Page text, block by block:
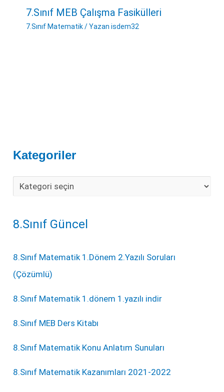
7.Sınıf MEB Çalışma Fasikülleri
7.Sınıf Matematik/ Yazan isdem32
Kategoriler
8.Sınıf Güncel
8.Sınıf Matematik 1.Dönem 2.Yazılı Soruları
(Çözümlü)
8.Sınıf Matematik 1.dönem 1.yazılı indir
8.Sınıf MEB Ders Kitabı
8.Sınıf Matematik Konu Anlatım Sunuları
8.Sınıf Matematik Kazanımları 2021-2022